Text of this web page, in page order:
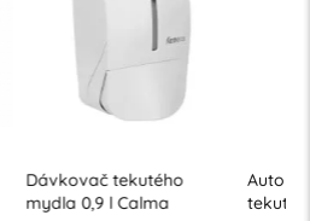
Dávkovač tekutého
mydla 0,9 l Calma